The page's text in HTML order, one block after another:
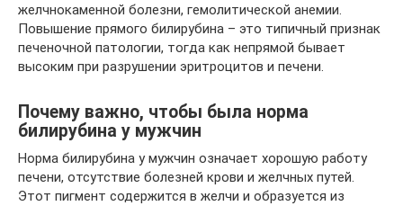
желчнокаменной болезни, гемолитической анемии.
Повышение прямого билирубина – это типичный признак
печеночной патологии, тогда как непрямой бывает
высоким при разрушении эритроцитов и печени.
Почему важно, чтобы была норма
билирубина у мужчин
Норма билирубина у мужчин означает хорошую работу
печени, отсутствие болезней крови и желчных путей.
Этот пигмент содержится в желчи и образуется из